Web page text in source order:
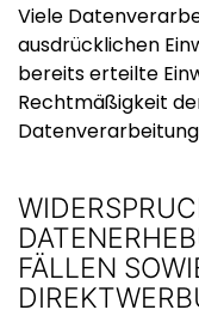
Viele
ausdrücklichen
bereits erteilte
Rechtmäßigkeit
FÄLLEN